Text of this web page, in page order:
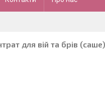
для вій та брів